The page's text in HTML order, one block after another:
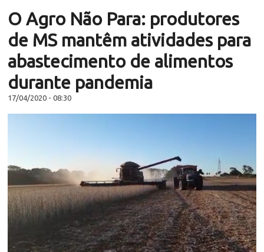
O Agro Não Para: produtores
de MS mantêm atividades para
abastecimento de alimentos
durante pandemia
17/04/2020 - 08:30